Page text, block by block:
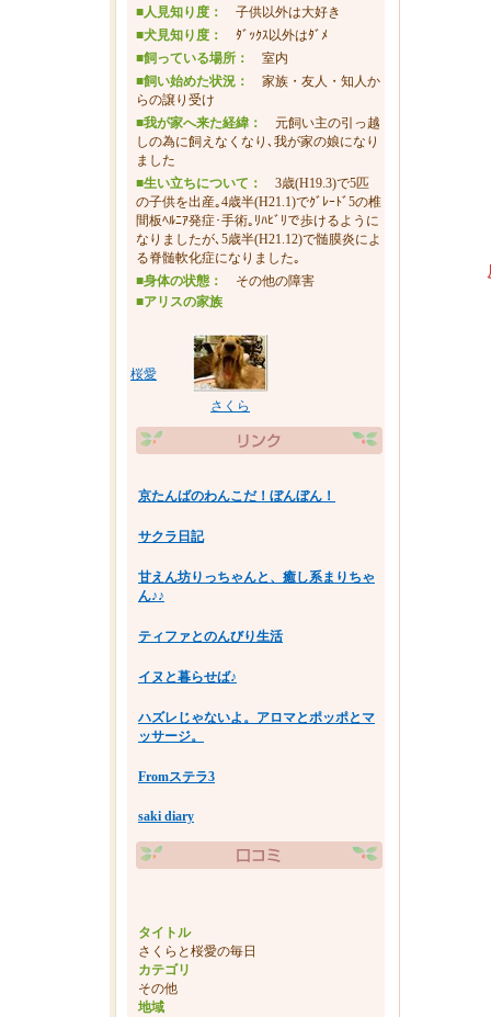
■人見知り度： 子供以外は大好き
■犬見知り度： ﾀﾞｯｸｽ以外はﾀﾞﾒ
■飼っている場所： 室内
■飼い始めた状況： 家族・友人・知人か
らの譲り受け
■我が家へ来た経緯： 元飼い主の引っ越
しの為に飼えなくなり､我が家の娘になり
ました
■生い立ちについて： 3歳(H19.3)で5匹
の子供を出産｡4歳半(H21.1)でｸﾞﾚｰﾄﾞ5の椎
間板ﾍﾙﾆｱ発症･手術｡ﾘﾊﾋﾞﾘで歩けるように
なりましたが､5歳半(H21.12)で髄膜炎によ
る脊髄軟化症になりました｡
■身体の状態： その他の障害
■アリスの家族
桜愛
さくら
京たんばのわんこだ！ぼんぼん！
サクラ日記
甘えん坊りっちゃんと、癒し系まりちゃ
ん♪♪
ティファとのんびり生活
イヌと暮らせば♪
ハズレじゃないよ。アロマとポッポとマ
ッサージ。
Fromステラ3
saki diary
タイトル
さくらと桜愛の毎日
カテゴリ
その他
地域
反対